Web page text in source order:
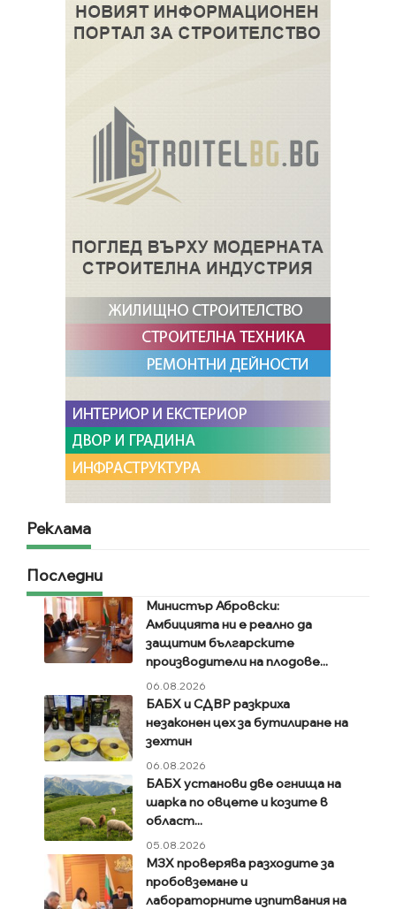
Реклама
Последни
Министър Абровски:
Амбицията ни е реално да
защитим българските
производители на плодове...
06.08.2026
БАБХ и СДВР разкриха
незаконен цех за бутилиране на
зехтин
06.08.2026
БАБХ установи две огнища на
шарка по овцете и козите в
област...
05.08.2026
МЗХ проверява разходите за
пробовземане и
лабораторните изпитвания на